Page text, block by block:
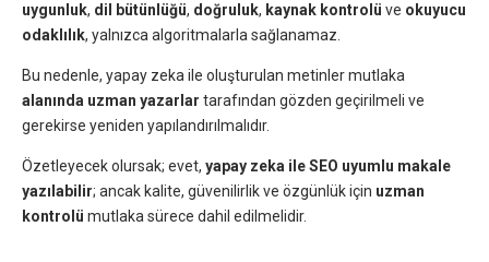
uygunluk, dil bütünlüğü, doğruluk, kaynak kontrolü ve okuyucu
odaklılık, yalnızca algoritmalarla sağlanamaz.
Bu nedenle, yapay zeka ile oluşturulan metinler mutlaka
alanında uzman yazarlar tarafından gözden geçirilmeli ve
gerekirse yeniden yapılandırılmalıdır.
Özetleyecek olursak; evet, yapay zeka ile SEO uyumlu makale
yazılabilir; ancak kalite, güvenilirlik ve özgünlük için uzman
kontrolü mutlaka sürece dahil edilmelidir.